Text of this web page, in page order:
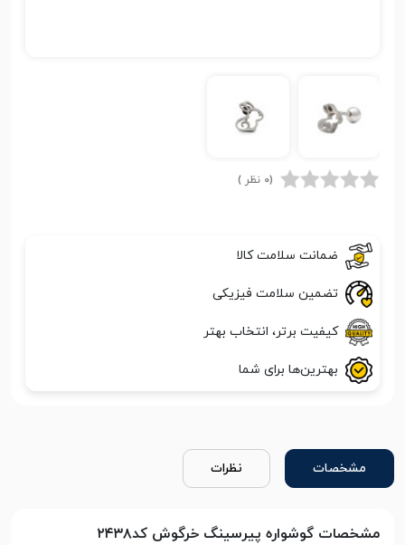
(0 نظر )
ضمانت سلامت کالا
تضمین سلامت فیزیکی
کیفیت برتر، انتخاب بهتر
بهترین‌ها برای شما
مشخصات نظرات
مشخصات گوشواره پیرسینگ خرگوش کد۲۴۳۸